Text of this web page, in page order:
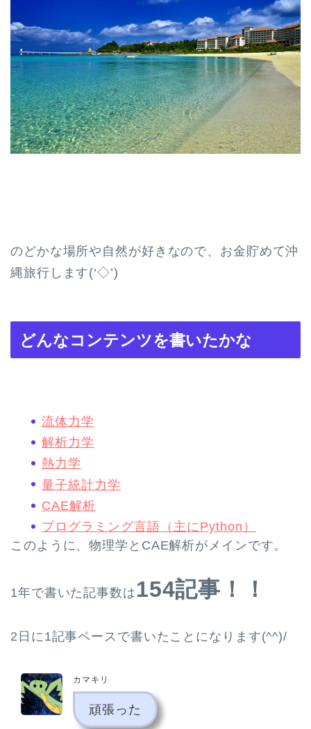
のどかな場所や自然が好きなので、お金貯めて沖
縄旅行します(‘◇’)ゞ
どんなコンテンツを書いたかな
流体力学
解析力学
熱力学
量子統計力学
CAE解析
プログラミング言語（主にPython）
このように、物理学とCAE解析がメインです。
1年で書いた記事数は 154記事！！
2日に1記事ペースで書いたことになります(^^)/
カマキリ
頑張った